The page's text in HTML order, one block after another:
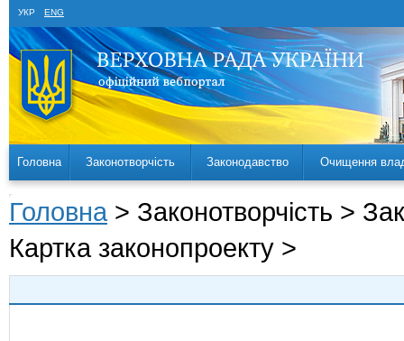
УКР ENG
Головна Законотворчість Законодавство Очищення
Головна > Законотворчість >
Картка законопроекту >